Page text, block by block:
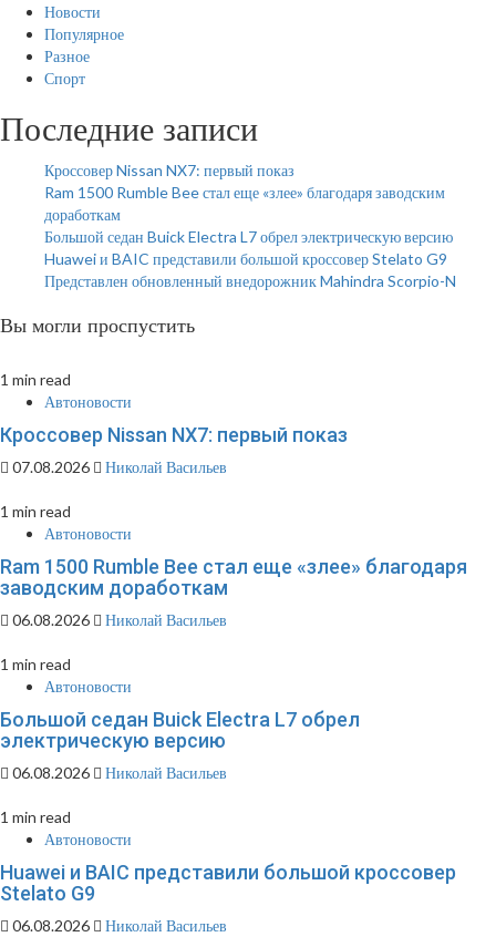
Новости
Популярное
Разное
Спорт
Последние записи
Кроссовер Nissan NX7: первый показ
Ram 1500 Rumble Bee стал еще «злее» благодаря заводским
доработкам
Большой седан Buick Electra L7 обрел электрическую версию
Huawei и BAIC представили большой кроссовер Stelato G9
Представлен обновленный внедорожник Mahindra Scorpio-N
Вы могли проспустить
1 min read
Автоновости
Кроссовер Nissan NX7: первый показ
07.08.2026 Николай Васильев
1 min read
Автоновости
Ram 1500 Rumble Bee стал еще «злее» благодаря
заводским доработкам
06.08.2026 Николай Васильев
1 min read
Автоновости
Большой седан Buick Electra L7 обрел
электрическую версию
06.08.2026 Николай Васильев
1 min read
Автоновости
Huawei и BAIC представили большой кроссовер
Stelato G9
06.08.2026
Николай Васильев